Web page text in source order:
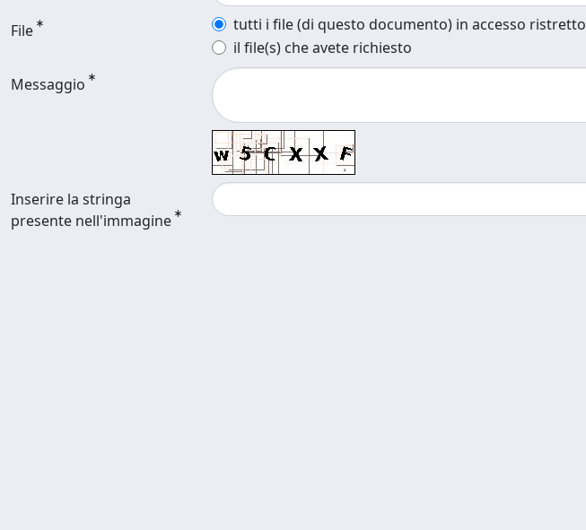
File
tutti i file (di questo documento) in accesso ristretto
il file(s) che avete richiesto
Messaggio
Inserire la stringa
presente nell'immagine